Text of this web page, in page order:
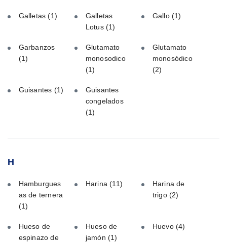
Galletas(1)
Galletas
Lotus (1)
Gallo(1)
Garbanzos
(1)
Glutamato
monosodico
(1)
Glutamato
monosódico
(2)
Guisantes (1)
Guisantes
congelados
(1)
H
Hamburgues
as de ternera
(1)
Harina(11)
Harina de
trigo(2)
Hueso de
espinazo de
Hueso de
jamón (1)
Huevo(4)